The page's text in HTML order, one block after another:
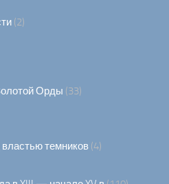
(2)
Орды (33)
темников (4)